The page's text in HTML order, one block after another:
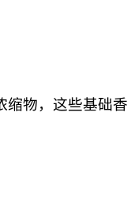
缩物，这些基础香